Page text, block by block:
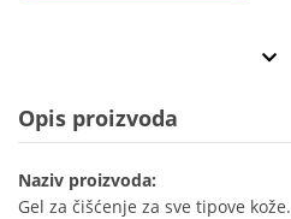
Opis proizvoda
Naziv proizvoda:
Gel za čišćenje za sve tipove kože.